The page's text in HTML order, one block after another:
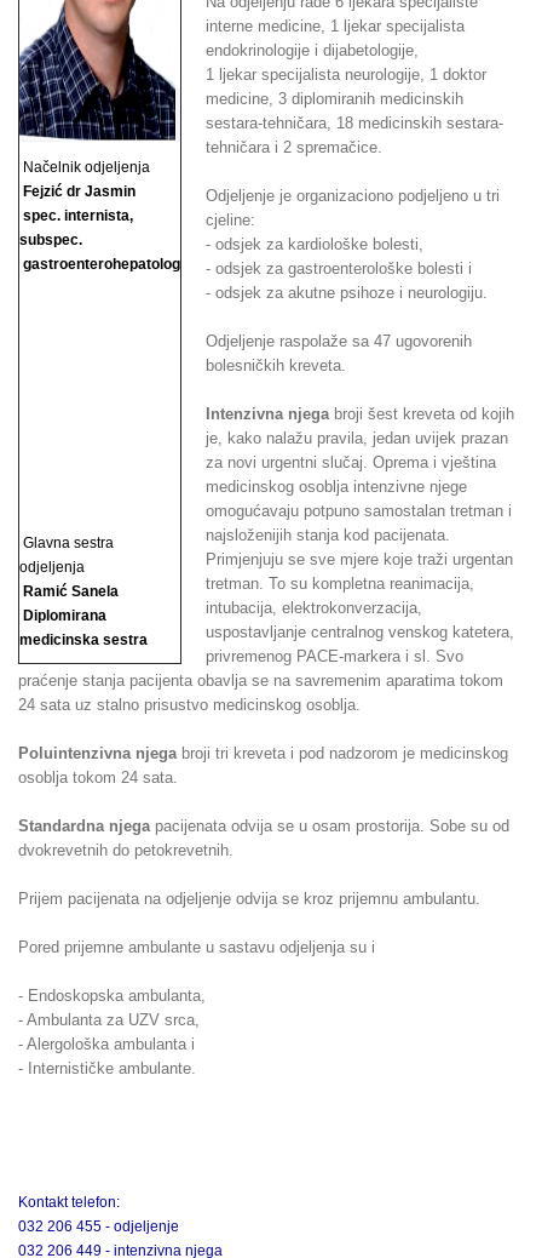
Načelnik odjeljenja
Fejzić dr Jasmin
spec. internista,
subspec.
gastroenterohepatolog
Glavna sestra
odjeljenja
Ramić Sanela
Diplomirana
medicinska sestra
interne medicine, 1 ljekar specijalista
endokrinologije i dijabetologije,
1 ljekar specijalista neurologije, 1 doktor
medicine, 3 diplomiranih medicinskih
sestara-tehničara, 18 medicinskih sestara-
tehničara i 2 spremačice.
Odjeljenje je organizaciono podjeljeno u tri
cjeline:
- odsjek za kardiološke bolesti,
- odsjek za gastroenterološke bolesti i
- odsjek za akutne psihoze i neurologiju.
Odjeljenje raspolaže sa 47 ugovorenih
bolesničkih kreveta.
Intenzivna njegabroji šest kreveta od kojih
je, kako nalažu pravila, jedan uvijek prazan
za novi urgentni slučaj. Oprema i vještina
medicinskog osoblja intenzivne njege
omogućavaju potpuno samostalan tretman i
najsloženijih stanja kod pacijenata.
Primjenjuju se sve mjere koje traži urgentan
tretman. To su kompletna reanimacija,
intubacija, elektrokonverzacija,
uspostavljanje centralnog venskog katetera,
privremenog PACE-markera i sl. Svo
praćenje stanja pacijenta obavlja se na savremenim aparatima tokom
24 sata uz stalno prisustvo medicinskog osoblja.
Poluintenzivna njegabroji tri kreveta i pod nadzorom je medicinskog
osoblja tokom 24 sata.
Standardna njegapacijenata odvija se u osam prostorija. Sobe su od
dvokrevetnih do petokrevetnih.
Prijem pacijenata na odjeljenje odvija se kroz prijemnu ambulantu.
Pored prijemne ambulante u sastavu odjeljenja su i
- Endoskopska ambulanta,
- Ambulanta za UZV srca,
- Alergološka ambulanta i
- Internističke ambulante.
Kontakt telefon:
032 206 455 - odjeljenje
032 206 449 - intenzivna njega